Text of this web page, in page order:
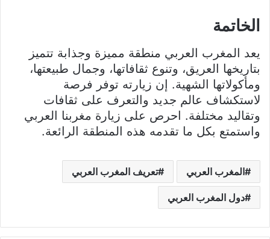
الخاتمة
يعد المغرب العربي منطقة مميزة وجذابة تتميز
بتاريخها العريق، وتنوع ثقافاتها، وجمال طبيعتها،
ومأكولاتها الشهية. إن زيارته توفر فرصة
لاستكشاف عالم جديد والتعرف على ثقافات
وتقاليد مختلفة. احرص على زيارة مغربنا العربي
واستمتع بكل ما تقدمه هذه المنطقة الرائعة.
المغرب العربي تعريف المغرب العربي
دول المغرب العربي